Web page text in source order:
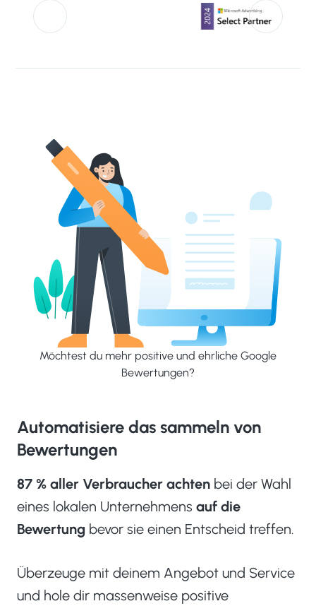
Automatisiere das sammeln von
Bewertungen
87 % aller Verbraucher achten bei der Wahl
eines lokalen Unternehmensauf die
Bewertung bevor sie einen Entscheid treffen.
Überzeuge mit deinem Angebot und Service
und hole dir massenweise positive
Möchtest du mehr positive und ehrliche Google
Bewertungen?